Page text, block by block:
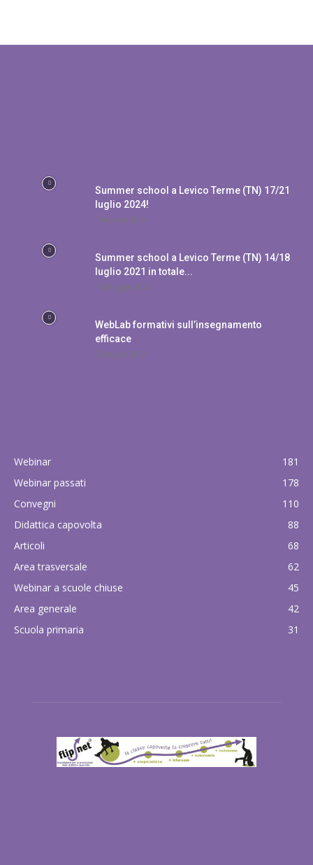
Summer school a Levico Terme (TN) 17/21
luglio 2024!
14 Aprile 2024
Summer school a Levico Terme (TN) 14/18
luglio 2021 in totale...
16 Maggio 2022
WebLab formativi sull’insegnamento
efficace
22 Luglio 2023
Webinar
181
Webinar passati
178
Convegni
110
Didattica capovolta
88
Articoli
68
Area trasversale
62
Webinar a scuole chiuse
45
Area generale
42
Scuola primaria
31